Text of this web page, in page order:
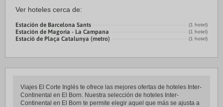
Ver hoteles cerca de:
Estación de Barcelona Sants (1 hotel)
Estación de Magoria - La Campana (1 hotel)
Estació de Plaça Catalunya (metro) (1 hotel)
Viajes El Corte Inglés te ofrece las mejores ofertas de hoteles Inter-
Continental en El Born. Nuestra selección de hoteles Inter-
Continental en El Born te permite elegir aquel que más se ajusta a